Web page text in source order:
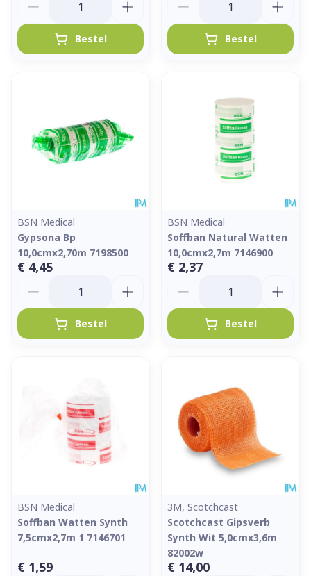
Bestel Bestel
BSN Medical
Gypsona Bp
10,0cmx2,70m 7198500
€ 4,45
Bestel
BSN Medical
Soffban Natural Watten
10,0cmx2,7m 7146900
€ 2,37
Bestel
BSN Medical
Soffban Watten Synth
7,5cmx2,7m 1 7146701
€ 1,59
3M, Scotchcast
Scotchcast Gipsverb
Synth Wit 5,0cmx3,6m
82002w
€ 14,00